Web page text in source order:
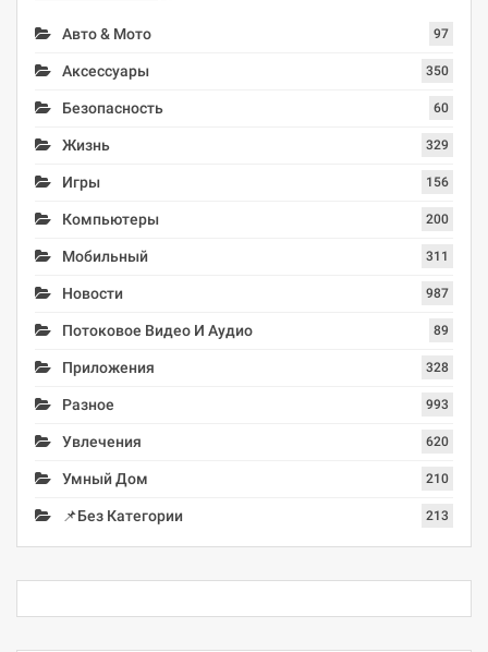
Авто & Мото 97
Аксессуары 350
Безопасность 60
Жизнь 329
Игры 156
Компьютеры 200
Мобильный 311
Новости 987
Потоковое Видео И Аудио 89
Приложения 328
Разное 993
Увлечения 620
Умный Дом 210
📌Без Категории 213